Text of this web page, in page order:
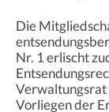
Die
Nr. 1 erlischt
Verwaltungsrat
Vorliegen der